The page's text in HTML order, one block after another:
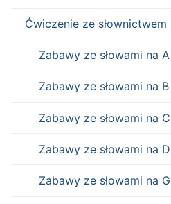
Ćwiczenie ze słownictwem
Zabawy ze słowami na A
Zabawy ze słowami na B
Zabawy ze słowami na C
Zabawy ze słowami na D
Zabawy ze słowami na G